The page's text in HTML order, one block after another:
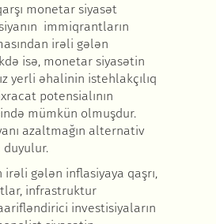
monetar siyasət
immiqrantların
irəli gələn
isə, monetar siyasətin
yerli əhalinin istehlakçılıq
potensialının
mümkün olmuşdur.
azaltmağın alternativ
gələn inflasiyaya qaşrı,
infrastruktur
investisiyaların